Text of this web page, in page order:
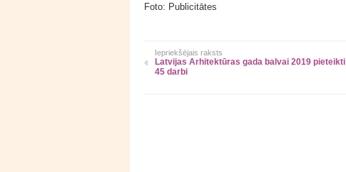
Foto: Publicitātes
Iepriekšējais raksts
Latvijas Arhitektūras gada balvai 2019 pieteikti
45 darbi